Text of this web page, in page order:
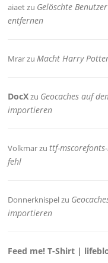
aiaetzu Gelöschte
entfernen
MrarzuMacht Harry
DocXzu Geocaches auf
importieren
Volkmarzuttf-
fehl
Donnerknispelzu
importieren
Feed me! T-Shirt |